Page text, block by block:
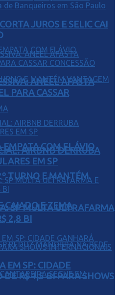
EMPATA COM FLÁVIO
TURNO E MANTÉM
CAIADO E ZEMA
JUROS E SELIC CAI
ANEEL AFASTA
PARA CASSAR
AIRBNB DERRUBA
EM SP
SP MULTA ULTRAFARMA
2,8 BI
EM SP: CIDADE
DE R$ 1,5 BI PARA SHOWS